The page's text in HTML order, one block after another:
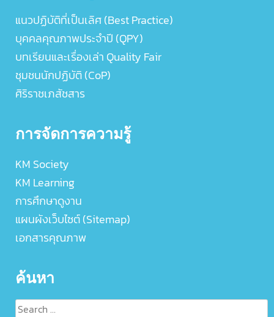
แนวปฏิบัติที่เป็นเลิศ (Best Practice)
บุคคลคุณภาพประจำปี (QPY)
บทเรียนและเรื่องเล่า Quality Fair
ชุมชนนักปฏิบัติ (CoP)
ศิริราชเภสัชสาร
การจัดการความรู้
KM Society
KM Learning
การศึกษาดูงาน
แผนผังเว็บไซต์ (Sitemap)
เอกสารคุณภาพ
ค้นหา
Search